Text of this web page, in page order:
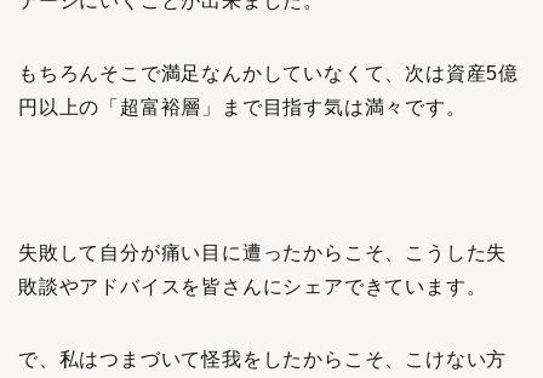
もちろんそこで満足なんかしていなくて、次は資産5億
円以上の「超富裕層」まで目指す気は満々です。
失敗して自分が痛い目に遭ったからこそ、こうした失
敗談やアドバイスを皆さんにシェアできています。
で、私はつまづいて怪我をしたからこそ、こけない方